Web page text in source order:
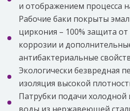
и отображением процесса
Рабочие баки покрыты
циркония – 100% защита
коррозии и
антибактериальные
Экологически безвредная
изоляция высокой
Патрубки подачи холодной